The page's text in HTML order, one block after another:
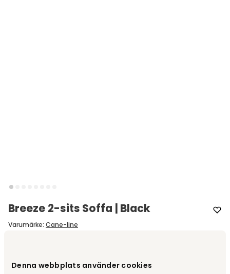
Denna webbplats använder cookies
Breeze 2-sits Soffa | Black
Varumärke: Cane-line